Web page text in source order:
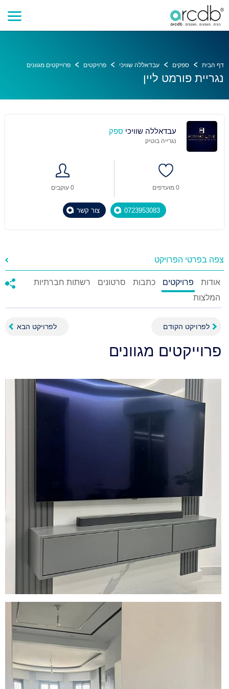
דף הבית ספקים עבדאללה שוויכי פרויקטים פרוייקטים מגוונים
נגריית פורמט ליין
עבדאללה שוויכי ספק
נגרייה בוטיק
0 עוקבים 0 מועדפים
צור קשר 0723953083
צפה בפרטי הפרויקט
אודות פרויקטים כתבות סרטונים
רשתות חברתיות
המלצות
לפרויקט הקודם לפרויקט הבא
פרוייקטים מגוונים